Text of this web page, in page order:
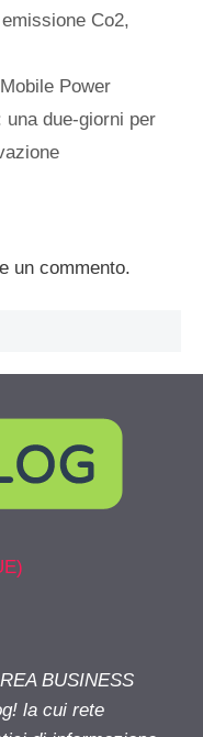
emissione Co2,
Power
una due-giorni per
un commento.
BUSINESS
la cui rete